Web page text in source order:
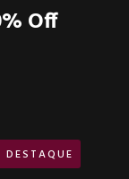
Off
DESTAQUE